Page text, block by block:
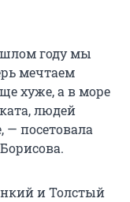
году мы
мечтаем
хуже, а в море
людей
— посетовала
и Толстый